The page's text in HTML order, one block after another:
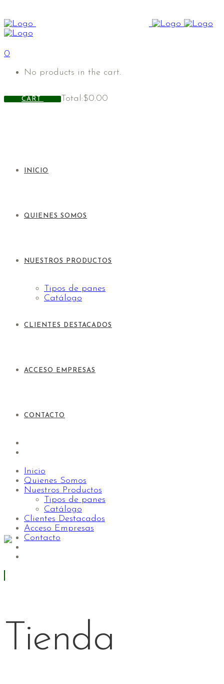
0
No products in the cart.
CART Total:$0.00
INICIO
QUIENES SOMOS
NUESTROS PRODUCTOS
Tipos de panes
Catálogo
CLIENTES DESTACADOS
ACCESO EMPRESAS
CONTACTO
Inicio
Quienes Somos
Nuestros Productos
Tipos de panes
Catálogo
Clientes Destacados
Acceso Empresas
Contacto
Tienda